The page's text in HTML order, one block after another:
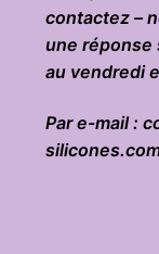
contactez –
une réponse
au vendredi
Par e-mail :